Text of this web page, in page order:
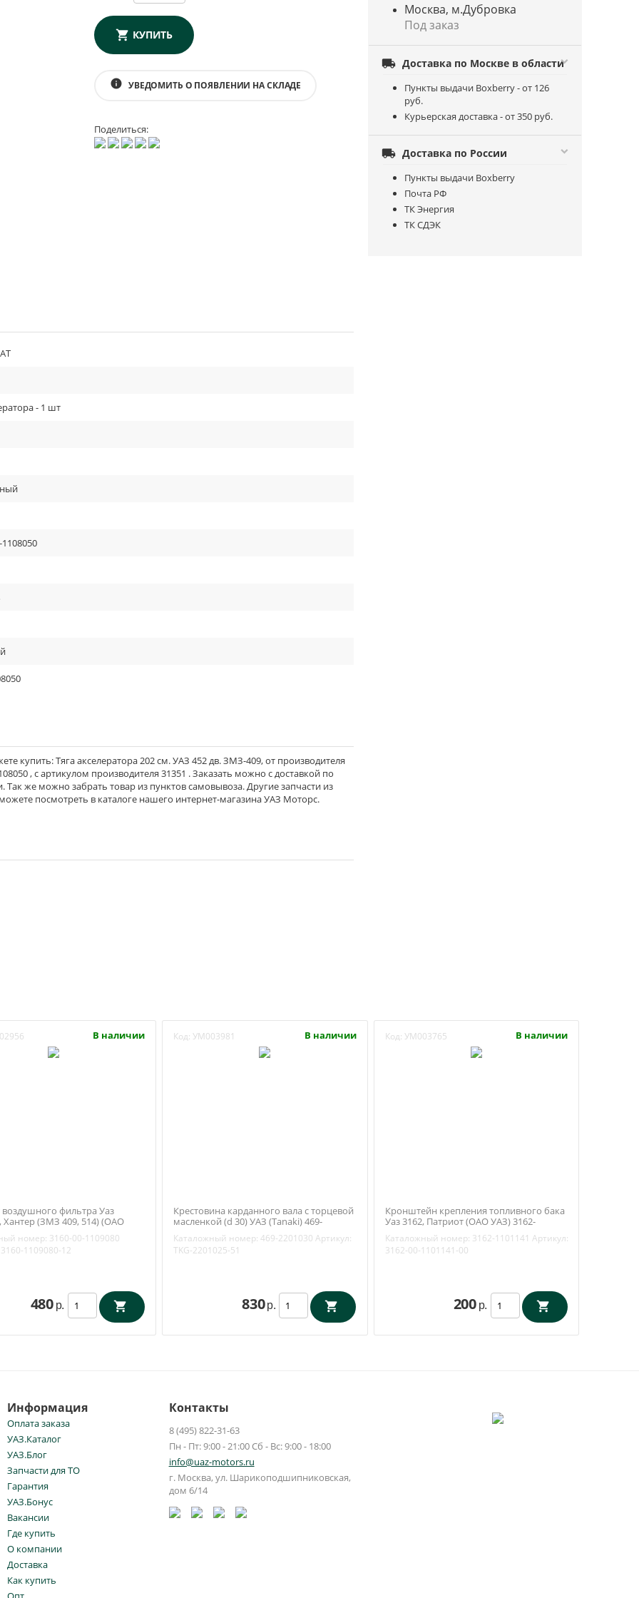
КУПИТЬ
info УВЕДОМИТЬ О ПОЯВЛЕНИИ НА СКЛАДЕ
Поделиться:
Москва, м.Дубровка
Под заказ
 Доставка по Москве в области
Пункты выдачи Boxberry - от 126
руб.
Курьерская доставка - от 350 руб.
 Доставка по России
Пункты выдачи Boxberry
Почта РФ
ТК Энергия
ТК СДЭК
- 1 шт
купить: Тяга акселератора 202 см. УАЗ 452 дв. ЗМЗ-409, от производителя
, с артикулом производителя 31351 . Заказать можно с доставкой по
же можно забрать товар из пунктов самовывоза. Другие запчасти из
посмотреть в каталоге нашего интернет-магазина УАЗ Моторс.
В наличии
фильтра Уаз
Хантер (ЗМЗ 409, 514) (ОАО
номер: 3160-00-1109080
3160-1109080-12
480 р.
Код: УМ003981 В наличии
Крестовина карданного вала с торцевой
масленкой (d 30) УАЗ (Tanaki) 469-
Каталожный номер: 469-2201030 Артикул:
TKG-2201025-51
830 р.
Код: УМ003765 В наличии
Кронштейн крепления топливного бака
Уаз 3162, Патриот (ОАО УАЗ) 3162-
Каталожный номер: 3162-1101141 Артикул:
3162-00-1101141-00
200 р.
Информация
Оплата заказа
УАЗ.Каталог
УАЗ.Блог
Запчасти для ТО
Гарантия
УАЗ.Бонус
Вакансии
Где купить
О компании
Доставка
Как купить
Контакты
8 (495) 822-31-63
Пн - Пт: 9:00 - 21:00 Сб - Вс: 9:00 - 18:00
info@uaz-motors.ru
г. Москва, ул. Шарикоподшипниковская,
дом 6/14